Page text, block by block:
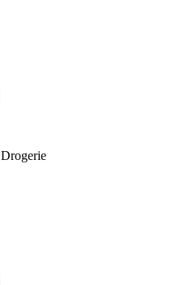
Drogerie